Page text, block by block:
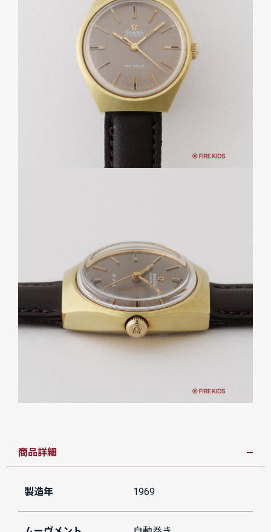
商品詳細
製造年 1969